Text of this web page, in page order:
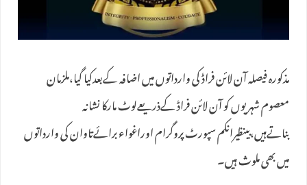
مذکورہ فیصلہ آن لائن فراڈ کی وارداتوں میں اضافہ کےبعدکیا گیا،ملزمان
معصوم شہریوں کو آن لائن فراڈ کےذریعےلوٹ مارکا نشانہ
بناتےہیں،بینظیرانکم سپورٹ پروگرام اوراغواء برائےتاوان کی وارداتوں
میں بھی ملوث ہیں۔